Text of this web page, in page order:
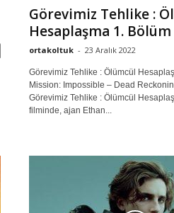
Görevimiz Tehlike :
Hesaplaşma 1. Bölüm
ortakoltuk - 23 Aralık 2022
Görevimiz Tehlike : Ölümcül
Mission: Impossible – Dead
Görevimiz Tehlike : Ölümcül
filminde, ajan Ethan...